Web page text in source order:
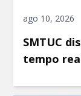
ago 10, 2026
SMTUC
tempo